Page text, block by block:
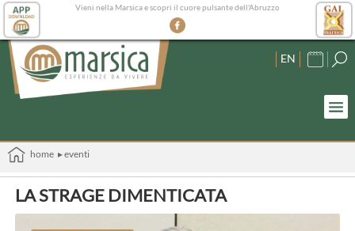
Vieni nella Marsica e scopri il cuore pulsante dell'Abruzzo
EN
home ▸ eventi
LA STRAGE DIMENTICATA